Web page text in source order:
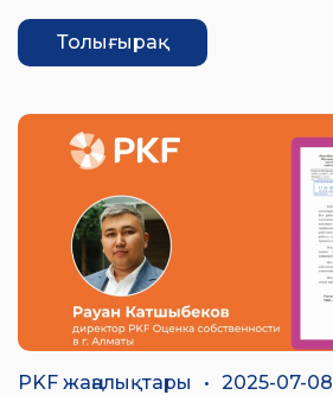
Толығырақ
PKF жаңалықтары • 2025-07-08